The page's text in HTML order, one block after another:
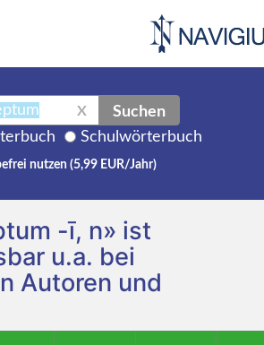
X Suchen
Schulwörterbuch
nutzen (5,99 EUR/Jahr)
-ī, n» ist
u.a. bei
Autoren und